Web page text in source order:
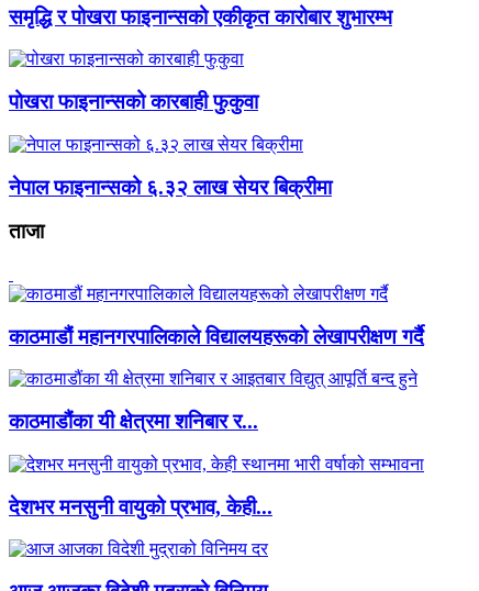
समृद्धि र पोखरा फाइनान्सको एकीकृत कारोबार शुभारम्भ
पोखरा फाइनान्सको कारबाही फुकुवा
नेपाल फाइनान्सको ६.३२ लाख सेयर बिक्रीमा
ताजा
काठमाडौं महानगरपालिकाले विद्यालयहरूको लेखापरीक्षण गर्दै
काठमाडौंका यी क्षेत्रमा शनिबार र...
देशभर मनसुनी वायुको प्रभाव, केही...